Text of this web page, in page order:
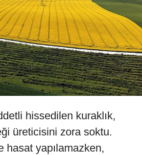
hissedilen kuraklık,
üreticisini zora soktu.
hasat yapılamazken,